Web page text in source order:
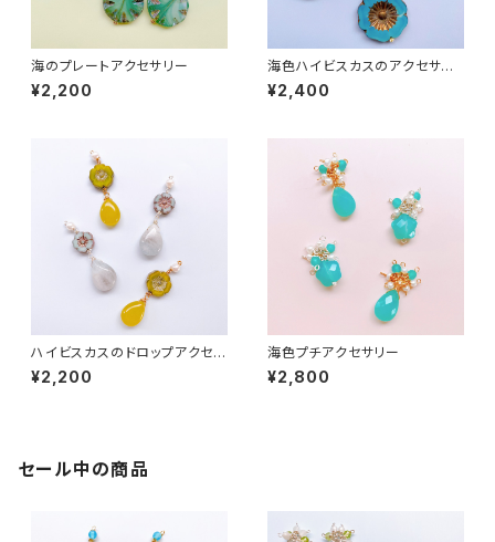
海のプレートアクセサリー
¥2,200
海色ハイビスカスのアクセサリ
ー
¥2,400
ハイビスカスのドロップアクセサ
リー
¥2,200
海色プチアクセサリー
¥2,800
セール中の商品